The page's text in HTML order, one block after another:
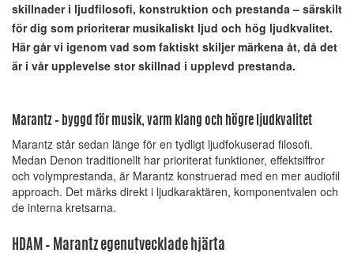
skillnader i ljudfilosofi, konstruktion och prestanda – särskilt
för dig som prioriterar musikaliskt ljud och hög ljudkvalitet.
Här går vi igenom vad som faktiskt skiljer märkena åt, då det
är i vår upplevelse stor skillnad i upplevd prestanda.
Marantz – byggd för musik, varm klang och högre ljudkvalitet
Marantz står sedan länge för en tydligt ljudfokuserad filosofi.
Medan Denon traditionellt har prioriterat funktioner, effektsiffror
och volymprestanda, är Marantz konstruerad med en mer audiofil
approach. Det märks direkt i ljudkaraktären, komponentvalen och
de interna kretsarna.
HDAM – Marantz egenutvecklade hjärta